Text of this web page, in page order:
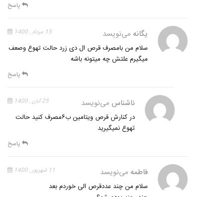
پاسخ
یگانه می‌نویسد 15 مرداد , 1400
سلام من بامصرف قرص ال دی زرد حالت تهوع وصعف
میگیرم علتش چه میتونه باشه
پاسخ
ناشناس می‌نویسد 25 آبان , 1400
در کنارش قرص ویتامین ب۶مصرف کنید حالت
تهوع نمیگیرید
پاسخ
فاطمه می‌نویسد 11 شهریور , 1400
سلام من چند عددقرص الی خوردم بعد